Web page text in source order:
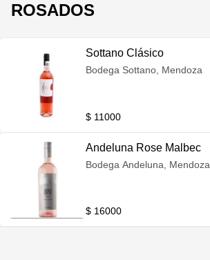
ROSADOS
Sottano Clásico
Bodega Sottano, Mendoza
$ 11000
Andeluna Rose Malbec
Bodega Andeluna, Mendoza
$ 16000